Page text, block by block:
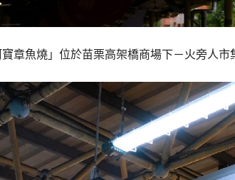
章魚燒」位於苗栗高架橋商場下－火旁人市